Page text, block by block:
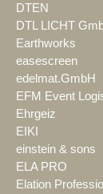
DTEN
DTL LICHT
Earthworks
easescreen
edelmat.GmbH
EFM Event
Ehrgeiz
EIKI
einstein & sons
ELA PRO
Elation